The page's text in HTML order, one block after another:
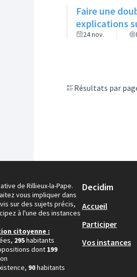
Faire une
explications
24 nov.
Résultats par
de Rillieux-la-Pape.
vous impliquer dans
sur des sujets précis,
à l'une des instances
citoyenne :
295habitants
dont 199
90habitants
Decidim
Accueil
Participer
Vos instances